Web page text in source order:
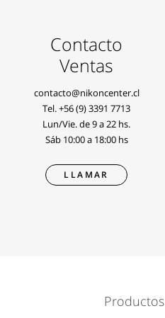
Contacto
Ventas
contacto@nikoncenter.cl
Tel.+56 (9) 3391 7713
Lun/Vie. de 9 a 22 hs.
Sáb 10:00 a 18:00 hs
LLAMAR
Productos